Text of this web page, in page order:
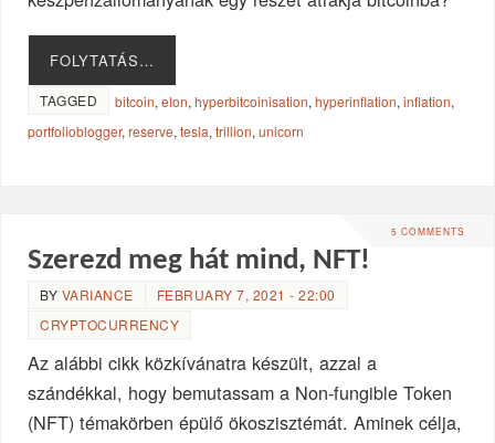
FOLYTATÁS…
TAGGED bitcoin,elon,hyperbitcoinisation,hyperinflation,inflation,
portfolioblogger,reserve,tesla,trillion,unicorn
5 COMMENTS
Szerezd meg hát mind, NFT!
BY VARIANCE
FEBRUARY 7, 2021 - 22:00
CRYPTOCURRENCY
Az alábbi cikk közkívánatra készült, azzal a
szándékkal, hogy bemutassam a Non-fungible Token
(NFT) témakörben épülő ökoszisztémát. Aminek célja,